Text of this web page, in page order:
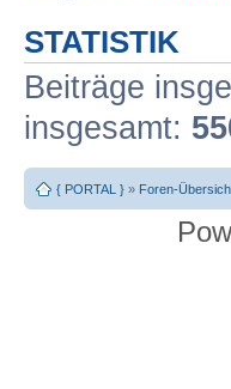
STATISTIK
Beiträge
insgesamt:
{ PORTAL } » Foren-